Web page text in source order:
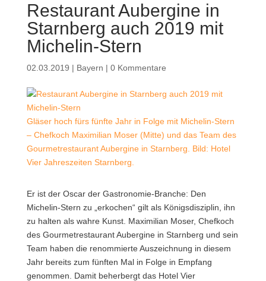
Restaurant Aubergine in
Starnberg auch 2019 mit
Michelin-Stern
02.03.2019 | Bayern | 0 Kommentare
Gläser hoch fürs fünfte Jahr in Folge mit Michelin-Stern
– Chefkoch Maximilian Moser (Mitte) und das Team des
Gourmetrestaurant Aubergine in Starnberg. Bild: Hotel
Vier Jahreszeiten Starnberg.
Er ist der Oscar der Gastronomie-Branche: Den
Michelin-Stern zu „erkochen“ gilt als Königsdisziplin, ihn
zu halten als wahre Kunst. Maximilian Moser, Chefkoch
des Gourmetrestaurant Aubergine in Starnberg und sein
Team haben die renommierte Auszeichnung in diesem
Jahr bereits zum fünften Mal in Folge in Empfang
genommen. Damit beherbergt das Hotel Vier